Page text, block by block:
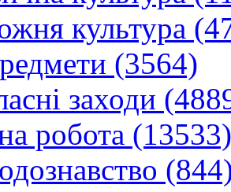
культура
(3564)
заходи
робота (13533)